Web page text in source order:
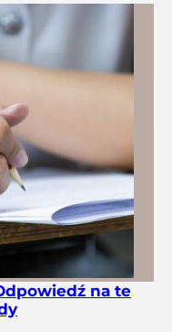
na te